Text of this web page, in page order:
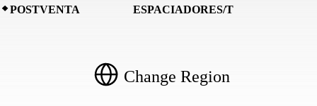
POSTVENTA
ESPACIADORES/T
Change Region